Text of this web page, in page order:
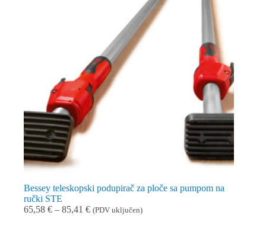
Bessey teleskopski podupirač za ploče sa pumpom na
ručki STE
65,58 € – 85,41 €Raspon
(PDV uključen)